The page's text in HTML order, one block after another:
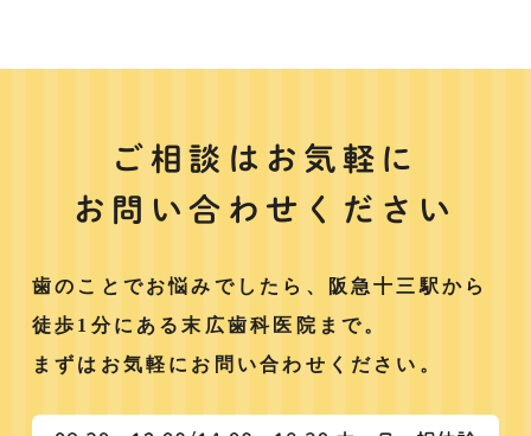
ご相談はお気軽に
お問い合わせください
歯のことでお悩みでしたら、阪急十三駅から
徒歩1分にある末広歯科医院まで。
まずはお気軽にお問い合わせください。